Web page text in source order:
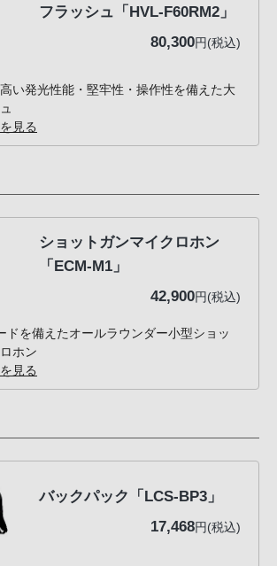
フラッシュ「HVL-F60RM2」
80,300円(税込)
い発光性能・堅牢性・操作性を備えた大
見る
ショットガンマイクロホン
「ECM-M1」
42,900円(税込)
ドを備えたオールラウンダー小型ショッ
ホン
見る
バックパック「LCS-BP3」
17,468円(税込)